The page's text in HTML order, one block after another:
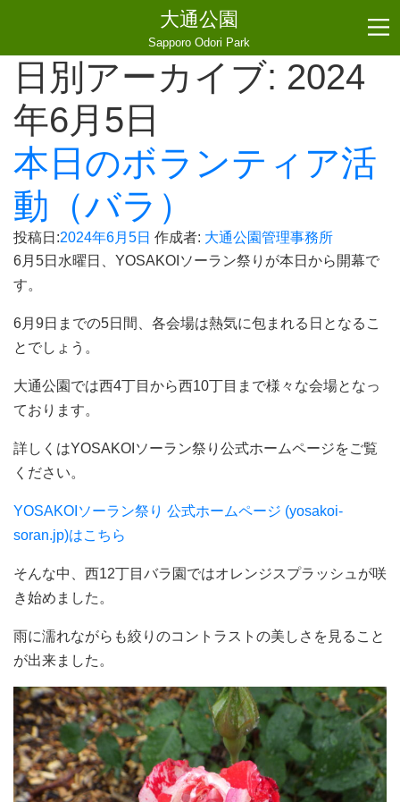
大通公園
Sapporo Odori Park
日別アーカイブ: 2024
年6月5日
本日のボランティア活
動（バラ）
投稿日:2024年6月5日 作成者: 大通公園管理事務所
6月5日水曜日、YOSAKOIソーラン祭りが本日から開幕で
す。
6月9日までの5日間、各会場は熱気に包まれる日となるこ
とでしょう。
大通公園では西4丁目から西10丁目まで様々な会場となっ
ております。
詳しくはYOSAKOIソーラン祭り公式ホームページをご覧
ください。
YOSAKOIソーラン祭り 公式ホームページ (yosakoi-
soran.jp)はこちら
そんな中、西12丁目バラ園ではオレンジスプラッシュが咲
き始めました。
雨に濡れながらも絞りのコントラストの美しさを見ること
が出来ました。